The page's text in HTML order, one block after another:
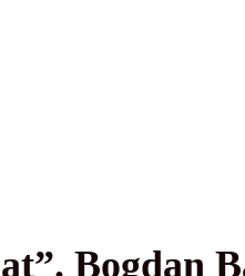
Bogdan